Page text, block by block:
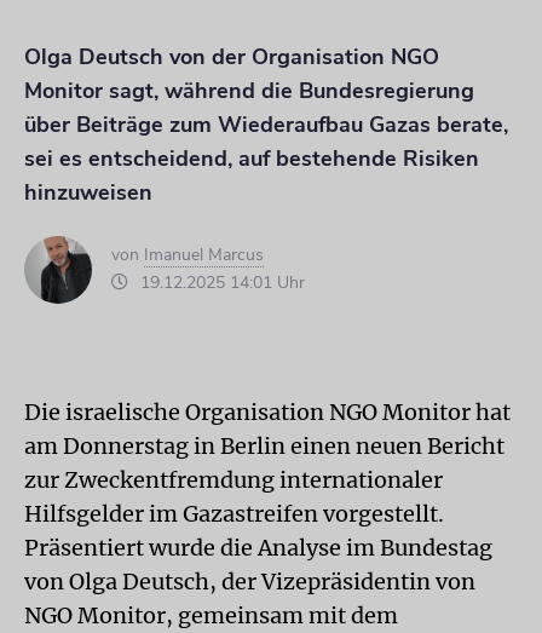
Olga Deutsch von der Organisation NGO
Monitor sagt, während die Bundesregierung
über Beiträge zum Wiederaufbau Gazas berate,
sei es entscheidend, auf bestehende Risiken
hinzuweisen
von Imanuel Marcus
19.12.2025 14:01 Uhr
Die israelische Organisation NGO Monitor hat
am Donnerstag in Berlin einen neuen Bericht
zur Zweckentfremdung internationaler
Hilfsgelder im Gazastreifen vorgestellt.
Präsentiert wurde die Analyse im Bundestag
von Olga Deutsch, der Vizepräsidentin von
NGO Monitor, gemeinsam mit dem